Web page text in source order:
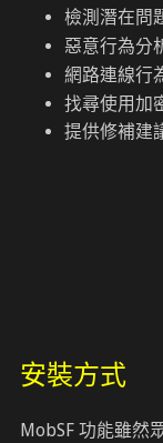
檢測潛在問
惡意行為分
網路連線行
找尋使用加
提供修補建
安裝方式
MobSF 功能雖然